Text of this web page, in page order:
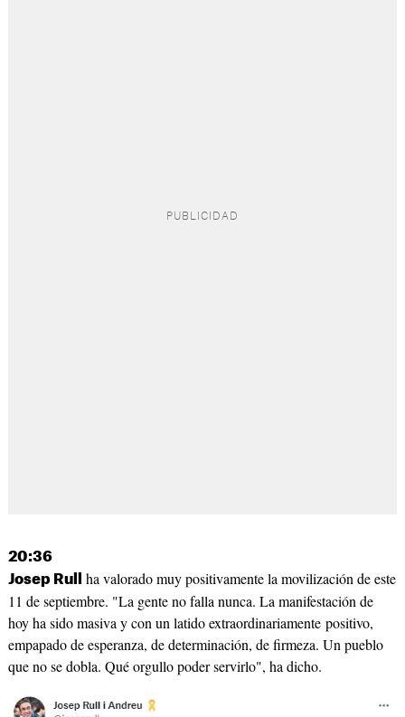
20:36
Josep Rull
ha valorado muy positivamente la movilización de este
11 de septiembre. "La gente no falla nunca. La manifestación de
hoy ha sido masiva y con un latido extraordinariamente positivo,
empapado de esperanza, de determinación, de firmeza. Un pueblo
que no se dobla. Qué orgullo poder servirlo", ha dicho.